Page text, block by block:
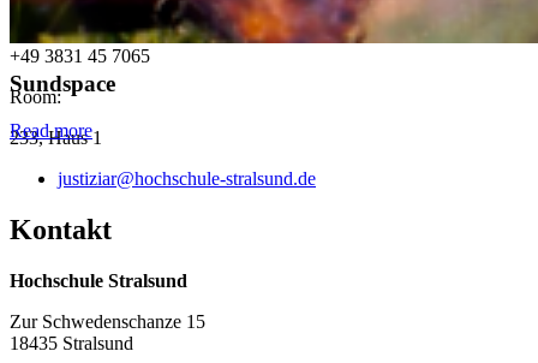
Sundspace
Read more
Tel:
+49 3831 45 7065
Room:
233, Haus 1
justiziar@hochschule-stralsund.de
Kon­takt
Hochschule Stralsund
Zur Schwedenschanze 15
18435 Stralsund